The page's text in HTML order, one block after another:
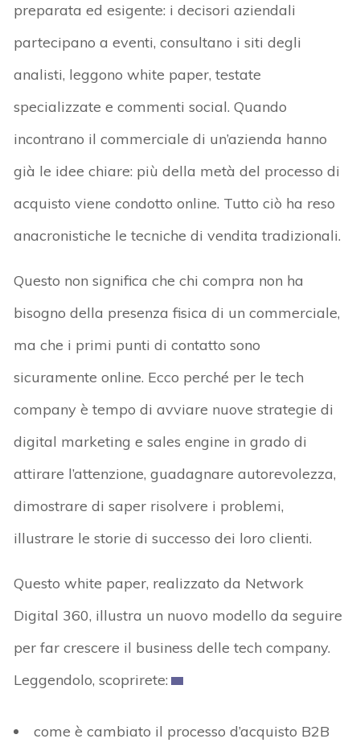
preparata ed esigente: i decisori aziendali
partecipano a eventi, consultano i siti degli
analisti, leggono white paper, testate
specializzate e commenti social. Quando
incontrano il commerciale di un’azienda hanno
già le idee chiare: più della metà del processo di
acquisto viene condotto online. Tutto ciò ha reso
anacronistiche le tecniche di vendita tradizionali.
Questo non significa che chi compra non ha
bisogno della presenza fisica di un commerciale,
ma che i primi punti di contatto sono
sicuramente online. Ecco perché per le tech
company è tempo di avviare nuove strategie di
digital marketing e sales engine in grado di
attirare l’attenzione, guadagnare autorevolezza,
dimostrare di saper risolvere i problemi,
illustrare le storie di successo dei loro clienti.
Questo white paper, realizzato da Network
Digital 360, illustra un nuovo modello da seguire
per far crescere il business delle tech company.
Leggendolo, scoprirete:
come è cambiato il processo d’acquisto B2B